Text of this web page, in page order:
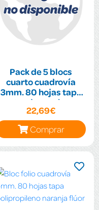
Pack de 5 blocs
cuarto cuadrovía
3mm. 80 hojas tapa
extra dura colores
surtidos
22,69€
Comprar